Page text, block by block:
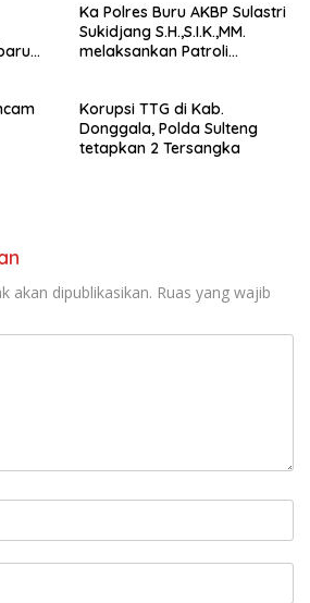
Ka Polres Buru AKBP Sulastri
Sukidjang S.H.,S.I.K.,MM.
melaksankan Patroli
Korupsi TTG di Kab.
Donggala, Polda Sulteng
tetapkan 2 Tersangka
akan dipublikasikan. Ruas yang wajib